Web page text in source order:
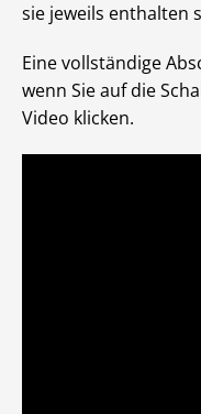
sie jeweils enthalten
Eine vollständige
wenn Sie auf die
Video klicken.